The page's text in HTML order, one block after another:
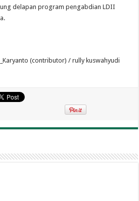
delapan program pengabdian LDII
(contributor) / rully kuswahyudi